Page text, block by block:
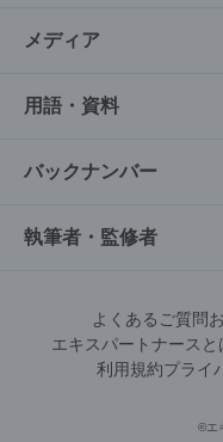
メディア
用語・資料
バックナンバー
執筆者・監修者
よくあるご質問
エキスパートナースと
利用規約プライ
©︎エ